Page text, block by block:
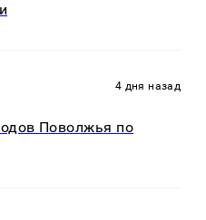
4 дня назад
Поволжья по